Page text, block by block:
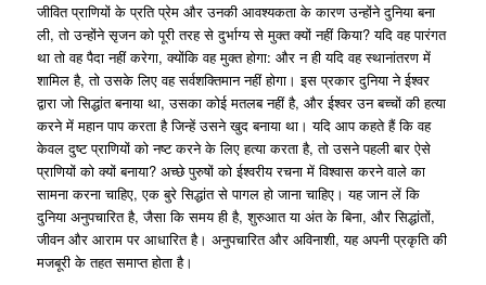
जीवित प्राणियों के प्रति प्रेम और उनकी आवश्यकता के कारण उन्होंने दुनिया बना
ली, तो उन्होंने सृजन को पूरी तरह से दुर्भाग्य से मुक्त क्यों नहीं किया? यदि वह पारंगत
था तो वह पैदा नहीं करेगा, क्योंकि वह मुक्त होगा: और न ही यदि वह स्थानांतरण में
शामिल है, तो उसके लिए वह सर्वशक्तिमान नहीं होगा। इस प्रकार दुनिया ने ईश्वर
द्वारा जो सिद्धांत बनाया था, उसका कोई मतलब नहीं है, और ईश्वर उन बच्चों की हत्या
करने में महान पाप करता है जिन्हें उसने खुद बनाया था। यदि आप कहते हैं कि वह
केवल दुष्ट प्राणियों को नष्ट करने के लिए हत्या करता है, तो उसने पहली बार ऐसे
प्राणियों को क्यों बनाया? अच्छे पुरुषों को ईश्वरीय रचना में विश्वास करने वाले का
सामना करना चाहिए, एक बुरे सिद्धांत से पागल हो जाना चाहिए। यह जान लें कि
दुनिया अनुपचारित है, जैसा कि समय ही है, शुरुआत या अंत के बिना, और सिद्धांतों,
जीवन और आराम पर आधारित है। अनुपचारित और अविनाशी, यह अपनी प्रकृति की
मजबूरी के तहत समाप्त होता है।